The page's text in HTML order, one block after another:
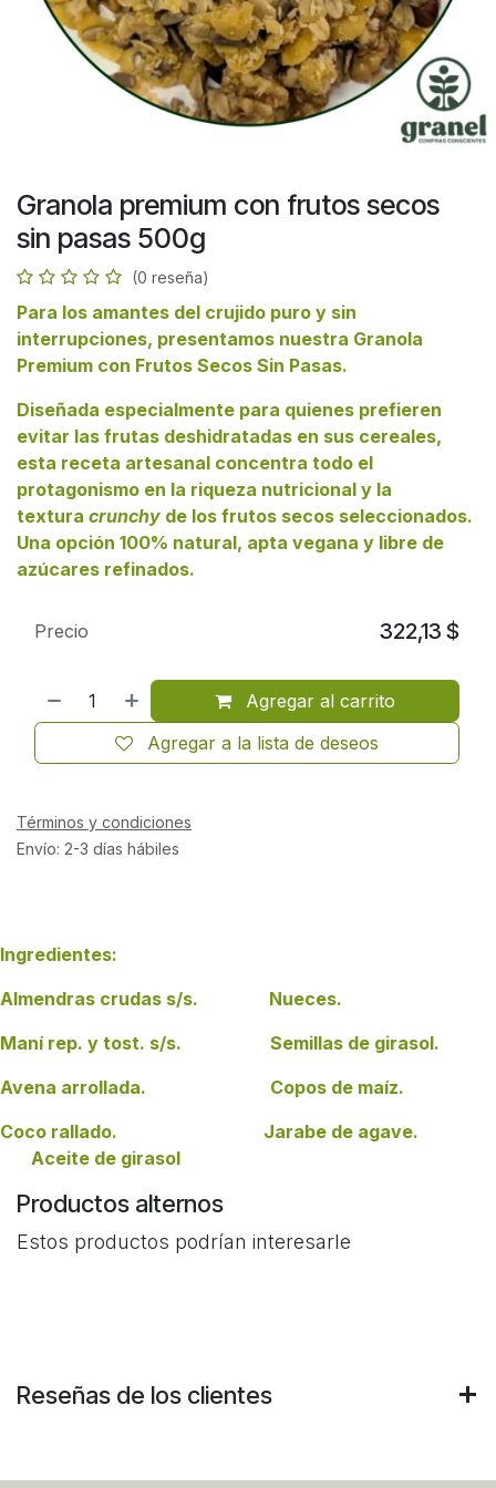
Granola premium con frutos secos
sin pasas 500g
(0 reseña)
Para los amantes del crujido puro y sin
interrupciones, presentamos nuestra Granola
Premium con Frutos Secos Sin Pasas.
Diseñada especialmente para quienes prefieren
evitar las frutas deshidratadas en sus cereales,
esta receta artesanal concentra todo el
protagonismo en la riqueza nutricional y la
textura crunchy de los frutos secos seleccionados.
Una opción 100% natural, apta vegana y libre de
azúcares refinados.
Agregar al carrito
Agregar a la lista de deseos
Precio 322,13 $
Términos y condiciones
Envío: 2-3 días hábiles
Ingredientes:
Almendras crudas s/s. Nueces.
Maní rep. y tost. s/s. Semillas de girasol.
Avena arrollada. Copos de maíz.
Coco rallado. Jarabe de agave.
Aceite de girasol
Productos alternos
Estos productos podrían interesarle
Reseñas de los clientes